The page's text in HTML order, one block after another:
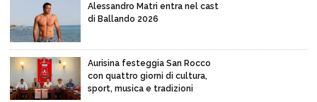
Alessandro Matri entra nel cast
di Ballando 2026
Aurisina festeggia San Rocco
con quattro giorni di cultura,
sport, musica e tradizioni